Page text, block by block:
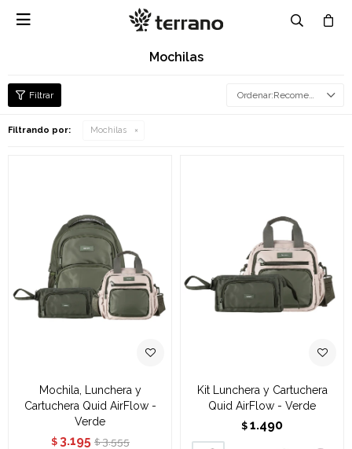

Mochilas
Recomendados
Filtrando por: Mochilas
Mochila, Lunchera y
Cartuchera Quid AirFlow -
Verde
$ 3.195 $ 3.555
Kit Lunchera y Cartuchera
Quid AirFlow - Verde
$ 1.490